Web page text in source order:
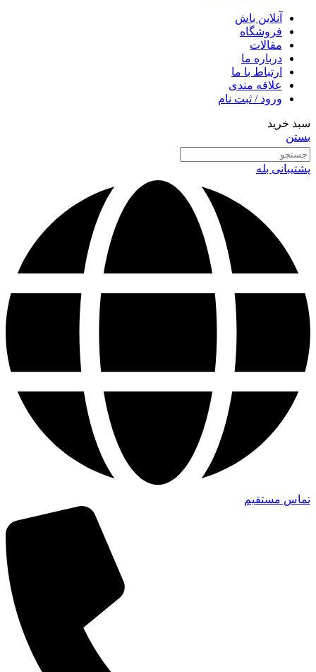
آنلاین باش
فروشگاه
مقالات
درباره ما
ارتباط با ما
علاقه مندی
ورود / ثبت نام
سبد خرید
بستن
پشتیبانی بله
تماس مستقیم